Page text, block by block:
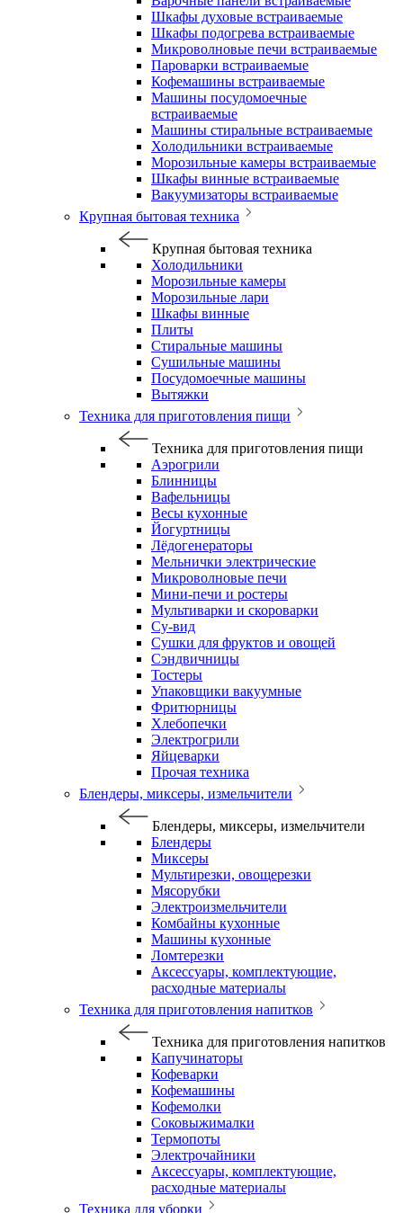
Шкафы духовые встраиваемые
Шкафы подогрева встраиваемые
Микроволновые печи встраиваемые
Пароварки встраиваемые
Кофемашины встраиваемые
Машины посудомоечные
встраиваемые
Машины стиральные встраиваемые
Холодильники встраиваемые
Морозильные камеры встраиваемые
Шкафы винные встраиваемые
Вакуумизаторы встраиваемые
Крупная бытовая техника
Крупная бытовая техника
Холодильники
Морозильные камеры
Морозильные лари
Шкафы винные
Плиты
Стиральные машины
Сушильные машины
Посудомоечные машины
Вытяжки
Техника для приготовления пищи
Техника для приготовления пищи
Аэрогрили
Блинницы
Вафельницы
Весы кухонные
Йогуртницы
Лёдогенераторы
Мельнички электрические
Микроволновые печи
Мини-печи и ростеры
Мультиварки и скороварки
Су-вид
Сушки для фруктов и овощей
Сэндвичницы
Тостеры
Упаковщики вакуумные
Фритюрницы
Хлебопечки
Электрогрили
Яйцеварки
Прочая техника
Блендеры, миксеры, измельчители
Блендеры, миксеры, измельчители
Блендеры
Миксеры
Мультирезки, овощерезки
Мясорубки
Электроизмельчители
Комбайны кухонные
Машины кухонные
Ломтерезки
Аксессуары, комплектующие,
расходные материалы
Техника для приготовления напитков
Техника для приготовления напитков
Капучинаторы
Кофеварки
Кофемашины
Кофемолки
Соковыжималки
Термопоты
Электрочайники
Аксессуары, комплектующие,
расходные материалы
Техника для уборки